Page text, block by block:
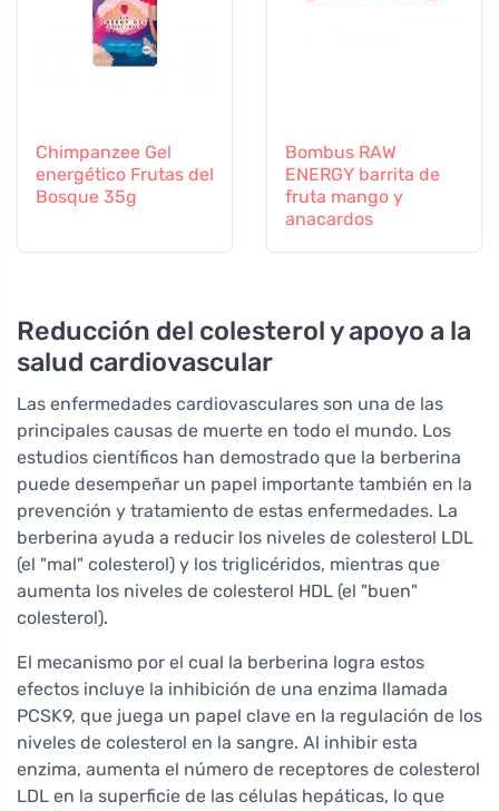
Chimpanzee Gel
energético Frutas del
Bosque 35g
Bombus RAW
ENERGY barrita de
fruta mango y
anacardos
Reducción del colesterol y apoyo a la
salud cardiovascular
Las enfermedades cardiovasculares son una de las
principales causas de muerte en todo el mundo. Los
estudios científicos han demostrado que la berberina
puede desempeñar un papel importante también en la
prevención y tratamiento de estas enfermedades. La
berberina ayuda a reducir los niveles de colesterol LDL
(el "mal" colesterol) y los triglicéridos, mientras que
aumenta los niveles de colesterol HDL (el "buen"
colesterol).
El mecanismo por el cual la berberina logra estos
efectos incluye la inhibición de una enzima llamada
PCSK9, que juega un papel clave en la regulación de los
niveles de colesterol en la sangre. Al inhibir esta
enzima, aumenta el número de receptores de colesterol
LDL en la superficie de las células hepáticas, lo que